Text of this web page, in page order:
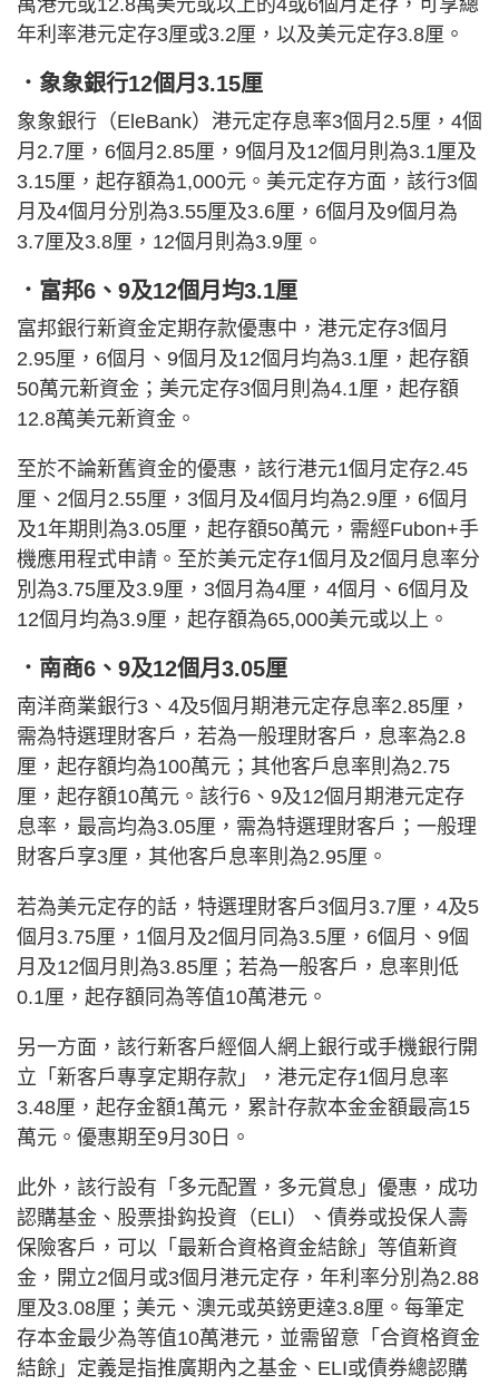
年利率港元定存3厘或3.2厘，以及美元定存3.8厘。
．象象銀行12個月3.15厘
象象銀行（EleBank）港元定存息率3個月2.5厘，4個
月2.7厘，6個月2.85厘，9個月及12個月則為3.1厘及
3.15厘，起存額為1,000元。美元定存方面，該行3個
月及4個月分別為3.55厘及3.6厘，6個月及9個月為
3.7厘及3.8厘，12個月則為3.9厘。
．富邦6、9及12個月均3.1厘
富邦銀行新資金定期存款優惠中，港元定存3個月
2.95厘，6個月、9個月及12個月均為3.1厘，起存額
50萬元新資金；美元定存3個月則為4.1厘，起存額
12.8萬美元新資金。
至於不論新舊資金的優惠，該行港元1個月定存2.45
厘、2個月2.55厘，3個月及4個月均為2.9厘，6個月
及1年期則為3.05厘，起存額50萬元，需經Fubon+手
機應用程式申請。至於美元定存1個月及2個月息率分
別為3.75厘及3.9厘，3個月為4厘，4個月、6個月及
12個月均為3.9厘，起存額為65,000美元或以上。
．南商6、9及12個月3.05厘
南洋商業銀行3、4及5個月期港元定存息率2.85厘，
需為特選理財客戶，若為一般理財客戶，息率為2.8
厘，起存額均為100萬元；其他客戶息率則為2.75
厘，起存額10萬元。該行6、9及12個月期港元定存
息率，最高均為3.05厘，需為特選理財客戶；一般理
財客戶享3厘，其他客戶息率則為2.95厘。
若為美元定存的話，特選理財客戶3個月3.7厘，4及5
個月3.75厘，1個月及2個月同為3.5厘，6個月、9個
月及12個月則為3.85厘；若為一般客戶，息率則低
0.1厘，起存額同為等值10萬港元。
另一方面，該行新客戶經個人網上銀行或手機銀行開
立「新客戶專享定期存款」，港元定存1個月息率
3.48厘，起存金額1萬元，累計存款本金金額最高15
萬元。優惠期至9月30日。
此外，該行設有「多元配置，多元賞息」優惠，成功
認購基金、股票掛鈎投資（ELI）、債券或投保人壽
保險客戶，可以「最新合資格資金結餘」等值新資
金，開立2個月或3個月港元定存，年利率分別為2.88
厘及3.08厘；美元、澳元或英鎊更達3.8厘。每筆定
存本金最少為等值10萬港元，並需留意「合資格資金
結餘」定義是指推廣期內之基金、ELI或債券總認購